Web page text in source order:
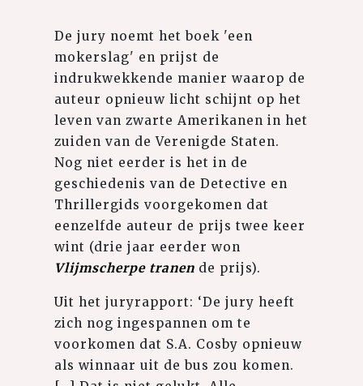
De jury noemt het boek 'een
mokerslag' en prijst de
indrukwekkende manier waarop de
auteur opnieuw licht schijnt op het
leven van zwarte Amerikanen in het
zuiden van de Verenigde Staten.
Nog niet eerder is het in de
geschiedenis van de Detective en
Thrillergids voorgekomen dat
eenzelfde auteur de prijs twee keer
wint (drie jaar eerder won
Vlijmscherpe tranen de prijs).
Uit het juryrapport: ‘De jury heeft
zich nog ingespannen om te
voorkomen dat S.A. Cosby opnieuw
als winnaar uit de bus zou komen.